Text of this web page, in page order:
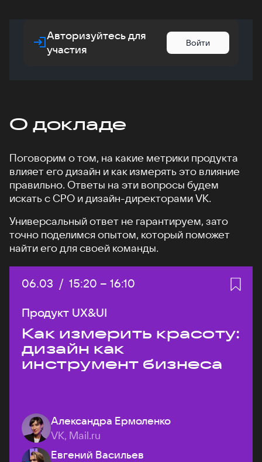
Авторизуйтесь для
участия
Войти
О докладе
Поговорим о том, на какие метрики продукта
влияет его дизайн и как измерять это влияние
правильно. Ответы на эти вопросы будем
искать с CPO и дизайн-директорами VK.
Универсальный ответ не гарантируем, зато
точно поделимся опытом, который поможет
найти его для своей команды.
Дата:
06.03 / Начало:
15:20 – Конец:
16:10
Продукт UX&UI
Как измерить красоту:
дизайн как
инструмент бизнеса
Александра Ермоленко
VK, Mail.ru
Евгений Васильев